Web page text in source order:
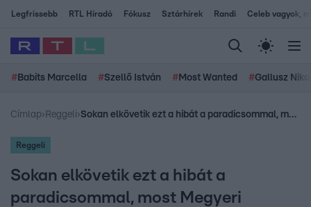
Legfrissebb RTL Híradó Fókusz Sztárhírek Randi Celeb vagyok,
# Babits Marcella #Szellő István # Most Wanted #Gallusz
Címlap› Reggeli› Sokan elkövetik ezt a hibát a paradicsommal, most Megyeri Szabolcs segít ebben
Reggeli
Sokan elkövetik ezt a hibát a
paradicsommal, most Megyeri